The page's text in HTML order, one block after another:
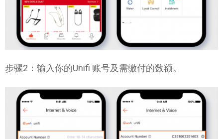
步骤2：输入你的Unifi 账号及需缴付的数额。